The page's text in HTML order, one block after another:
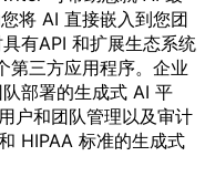
将 AI 直接嵌入到您团
有API 和扩展生态系统
第三方应用程序。企业
部署的生成式 AI 平
户和团队管理以及审计
HIPAA 标准的生成式